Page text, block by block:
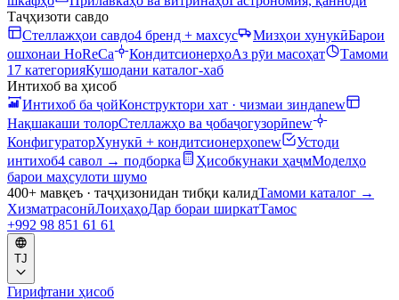
Таҷҳизоти савдо
Стеллажҳои савдо4 бренд + махсус Мизҳои хунукӣБарои
ошхонаи HoReCa
КондитсионерҳоАз рӯи масоҳат
Тамоми
17 категорияКушодани каталог-хаб
Интихоб ва ҳисоб
Интихоб ба ҷойКонструктори хат · чизмаи зиндаnew
Нақшакаши толорСтеллажҳо ва ҷобаҷогузорӣnew
КонфигураторХунукӣ + кондитсионерҳоnew
Устоди
интихоб4 савол → подборка Ҳисобкунаки ҳаҷмМоделҳо
барои маҳсулоти шумо
400+ мавқеъ · таҷҳизонидан тибқи калидТамоми каталог →
ХизматрасонӣЛоиҳаҳоДар бораи ширкатТамос
+992 98 851 61 61
TJ
Гирифтани ҳисоб